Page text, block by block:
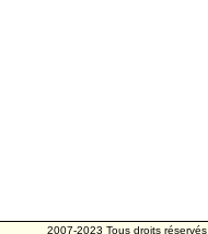
2007-2023 Tous droits réservés